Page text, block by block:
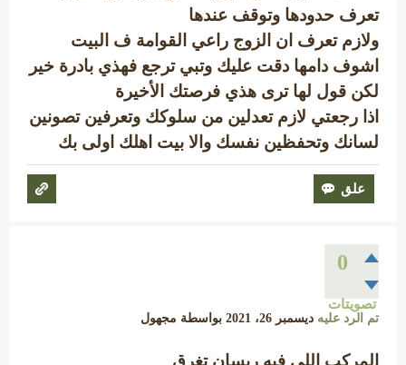
تعرف حدودها وتوقف عندها
ولازم تعرف ان الزوج راعي القوامة ف البيت
اشوف دامها دقت عليك وتبي ترجع فهذي بادرة خير
لكن قول لها ترى هذي فرصتك الأخيرة
اذا رجعتي لازم تعدلين من سلوكك وتعرفين تصونين
لسانك وتحفظين نفسك والا بيت اهلك اولى بك
0
تصويتات
تم الرد عليه ديسمبر 26، 2021 بواسطة مجهول
المركب اللي فيه ريسان تغرق